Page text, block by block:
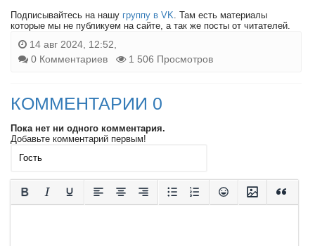
Подписывайтесь на нашу группу в VK . Там есть материалы
которые мы не публикуем на сайте, а так же посты от читателей.
14 авг 2024, 12:52,
0 Комментариев
1 506 Просмотров
КОММЕНТАРИИ 0
Пока нет ни одного комментария.
Добавьте комментарий первым!